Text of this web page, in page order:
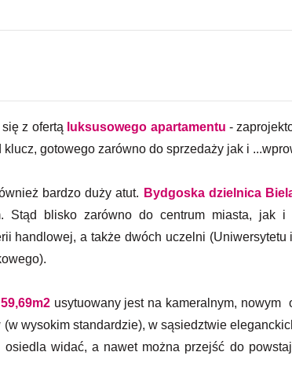
z ofertą luksusowego apartamentu -
gotowego zarówno do sprzedaży jak i
bardzo duży atut. Bydgoska dzielnica
Stąd blisko zarówno do centrum miasta, jak i
handlowej, a także dwóch uczelni (Uniwersytetu
59,69m2usytuowany jest na kameralnym, nowym
wysokim standardzie), w sąsiedztwie
widać, a nawet można przejść do